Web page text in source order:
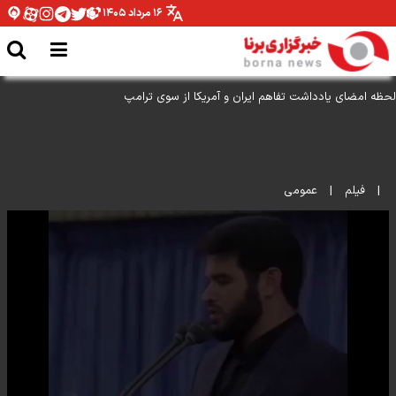
۱۶ مرداد ۱۴۰۵
لحظه امضای یادداشت تفاهم ایران و آمریکا از سوی ترامپ
| فیلم | عمومی